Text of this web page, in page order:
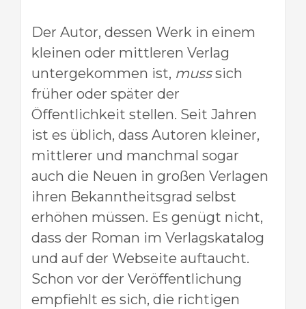
Der Autor, dessen Werk in einem
kleinen oder mittleren Verlag
untergekommen ist, musssich
früher oder später der
Öffentlichkeit stellen. Seit Jahren
ist es üblich, dass Autoren kleiner,
mittlerer und manchmal sogar
auch die Neuen in großen Verlagen
ihren Bekanntheitsgrad selbst
erhöhen müssen. Es genügt nicht,
dass der Roman im Verlagskatalog
und auf der Webseite auftaucht.
Schon vor der Veröffentlichung
empfiehlt es sich, die richtigen